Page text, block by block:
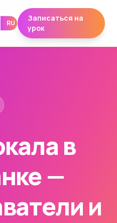
RU
Записаться на
урок
в
—
и